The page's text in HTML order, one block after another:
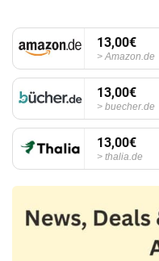
13,00€
Amazon.de
13,00€
buecher.de
13,00€
thalia.de